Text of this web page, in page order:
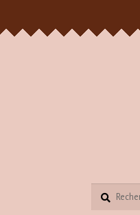
Recherche
Recherche